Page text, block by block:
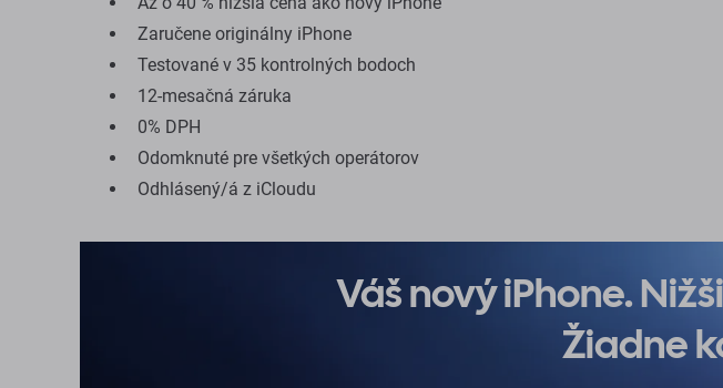
Zaručene originálny iPhone
Testované v 35 kontrolných bodoch
12-mesačná záruka
0% DPH
Odomknuté pre všetkých operátorov
Odhlásený/á z iCloudu
Váš nový iPhone.
Žiadne